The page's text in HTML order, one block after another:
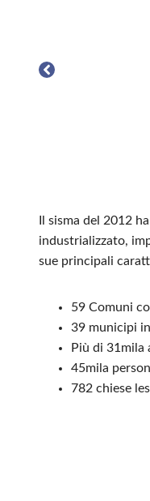
Il sisma del 2012
industrializzato,
sue principali
59 Comuni
39 municipi
Più di 31mila
45mila
782 chiese